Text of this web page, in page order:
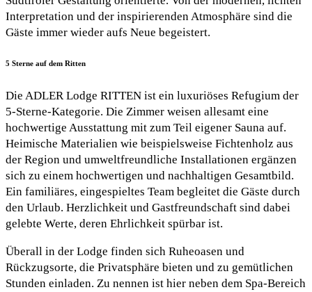
Interpretation und der inspirierenden Atmosphäre sind die
Gäste immer wieder aufs Neue begeistert.
5 Sterne auf dem Ritten
Die ADLER Lodge RITTEN ist ein luxuriöses Refugium der
5-Sterne-Kategorie. Die Zimmer weisen allesamt eine
hochwertige Ausstattung mit zum Teil eigener Sauna auf.
Heimische Materialien wie beispielsweise Fichtenholz aus
der Region und umweltfreundliche Installationen ergänzen
sich zu einem hochwertigen und nachhaltigen Gesamtbild.
Ein familiäres, eingespieltes Team begleitet die Gäste durch
den Urlaub. Herzlichkeit und Gastfreundschaft sind dabei
gelebte Werte, deren Ehrlichkeit spürbar ist.
Überall in der Lodge finden sich Ruheoasen und
Rückzugsorte, die Privatsphäre bieten und zu gemütlichen
Stunden einladen. Zu nennen ist hier neben dem Spa-Bereich